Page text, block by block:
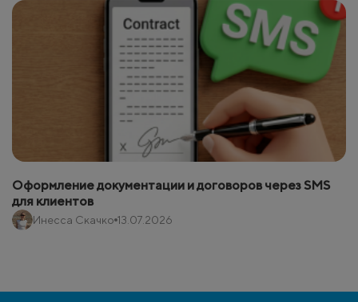
Оформление документации и договоров через SMS
для клиентов
Инесса Скачко 13.07.2026